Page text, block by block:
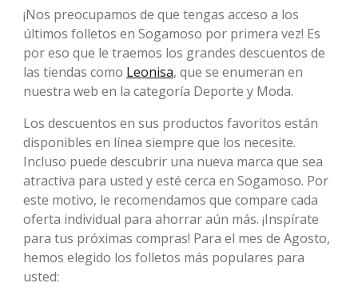
¡Nos preocupamos de que tengas acceso a los
últimos folletos en Sogamoso por primera vez! Es
por eso que le traemos los grandes descuentos de
las tiendas como Leonisa, que se enumeran en
nuestra web en la categoría Deporte y Moda.
Los descuentos en sus productos favoritos están
disponibles en línea siempre que los necesite.
Incluso puede descubrir una nueva marca que sea
atractiva para usted y esté cerca en Sogamoso. Por
este motivo, le recomendamos que compare cada
oferta individual para ahorrar aún más. ¡Inspírate
para tus próximas compras! Para el mes de Agosto,
hemos elegido los folletos más populares para
usted: